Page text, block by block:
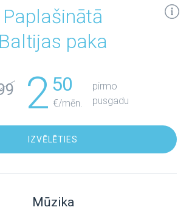
Paplašinātā
Baltijas paka
2 50
€/mēn.
pirmo
pusgadu
IZVĒLĒTIES
Mūzika